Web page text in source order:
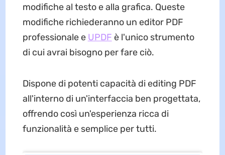
modifiche al testo e alla grafica. Queste
modifiche richiederanno un editor PDF
professionale e UPDF è l'unico strumento
di cui avrai bisogno per fare ciò.
Dispone di potenti capacità di editing PDF
all'interno di un'interfaccia ben progettata,
offrendo così un'esperienza ricca di
funzionalità e semplice per tutti.